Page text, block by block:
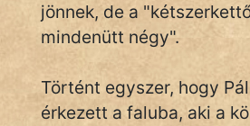
És
KÖZMONDÁS
ZENE
jönnek, de a
mindenütt négy".
Történt egyszer, hogy
érkezett a faluba, aki a